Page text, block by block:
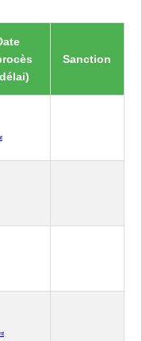
Sanction